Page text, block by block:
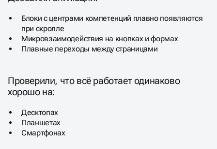
Блоки с центрами компетенций плавно появляются
при скролле
Микровзаимодействия на кнопках и формах
Плавные переходы между страницами
Проверили, что всё работает одинаково
хорошо на:
Десктопах
Планшетах
Смартфонах